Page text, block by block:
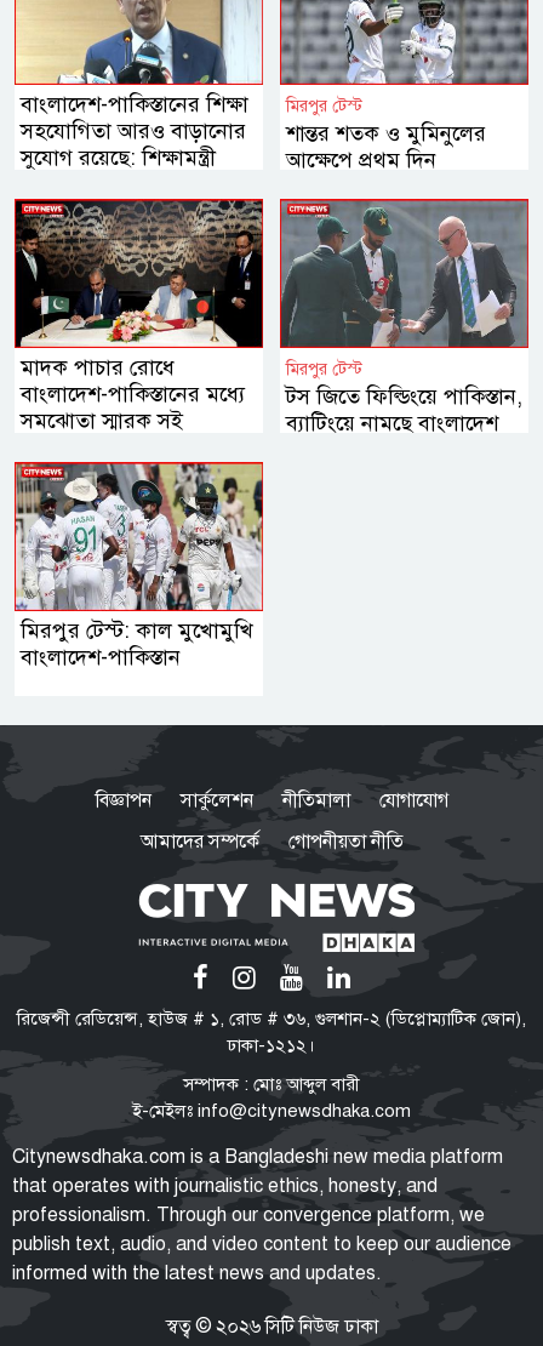
বাংলাদেশ-পাকিস্তানের শিক্ষা
সহযোগিতা আরও বাড়ানোর
সুযোগ রয়েছে: শিক্ষামন্ত্রী
মিরপুর টেস্ট
শান্তর শতক ও মুমিনুলের
আক্ষেপে প্রথম দিন
মাদক পাচার রোধে
বাংলাদেশ-পাকিস্তানের মধ্যে
সমঝোতা স্মারক সই
মিরপুর টেস্ট
টস জিতে ফিল্ডিংয়ে পাকিস্তান,
ব্যাটিংয়ে নামছে বাংলাদেশ
মিরপুর টেস্ট: কাল মুখোমুখি
বাংলাদেশ-পাকিস্তান
বিজ্ঞাপন সার্কুলেশন নীতিমালা
যোগাযোগ
আমাদের সম্পর্কে
গোপনীয়তা নীতি
রিজেন্সী রেডিয়েন্স, হাউজ # ১, রোড # ৩৬, গুলশান-২ (ডিপ্লোম্যাটিক জোন),
ঢাকা-১২১২।
সম্পাদক : মোঃ আব্দুল বারী
ই-মেইলঃ info@citynewsdhaka.com
Citynewsdhaka.com is a Bangladeshi new media platform
that operates with journalistic ethics, honesty, and
professionalism. Through our convergence platform, we
publish text, audio, and video content to keep our audience
informed with the latest news and updates.
স্বত্ব © ২০২৬ সিটি নিউজ ঢাকা